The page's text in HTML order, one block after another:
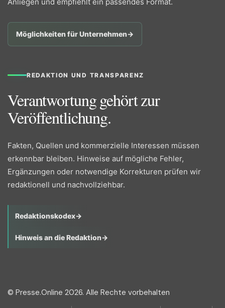
Möglichkeiten für Unternehmen→
REDAKTION UND TRANSPARENZ
Verantwortung gehört zur
Veröffentlichung.
Fakten, Quellen und kommerzielle Interessen müssen
erkennbar bleiben. Hinweise auf mögliche Fehler,
Ergänzungen oder notwendige Korrekturen prüfen wir
redaktionell und nachvollziehbar.
Redaktionskodex→
Hinweis an die Redaktion→
© Presse.Online 2026. Alle Rechte vorbehalten